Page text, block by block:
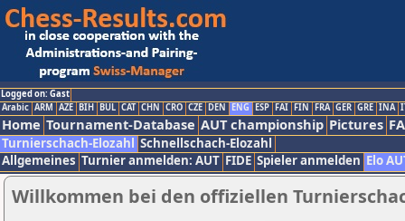
Logged on: Gast
Arabic ARM AZE BIH BUL CAT CHN CRO CZE DEN ENG ESP FAI FIN FRA GER GRE INA
Home Tournament-Database AUT championship Pictures
Turnierschach-Elozahl Schnellschach-Elozahl
Allgemeines Turnier anmelden: AUT FIDE Spieler anmelden Elo
Willkommen bei den offiziellen